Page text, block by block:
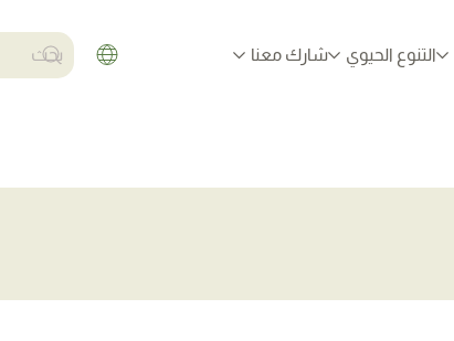
التنوع الحيوي شارك معنا